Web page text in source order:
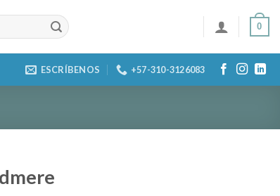
0
ESCRÍBENOS +57-310-3126083